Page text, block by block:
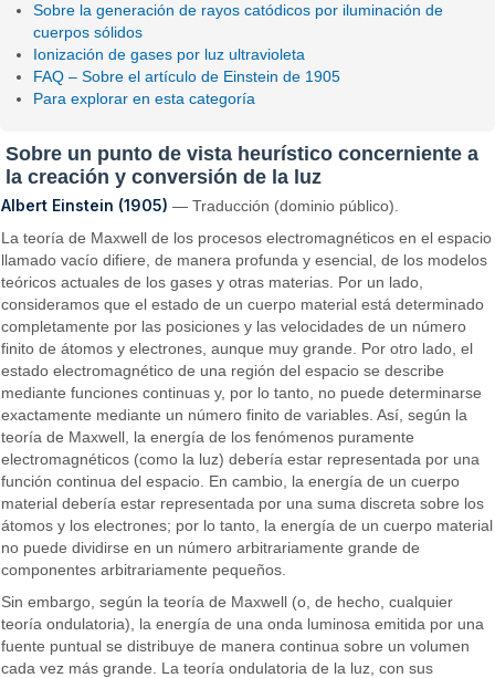
Sobre la generación de rayos catódicos por iluminación de
cuerpos sólidos
Ionización de gases por luz ultravioleta
FAQ – Sobre el artículo de Einstein de 1905
Para explorar en esta categoría
Sobre un punto de vista heurístico concerniente a
la creación y conversión de la luz
Albert Einstein (1905) — Traducción (dominio público).
La teoría de Maxwell de los procesos electromagnéticos en el espacio
llamado vacío difiere, de manera profunda y esencial, de los modelos
teóricos actuales de los gases y otras materias. Por un lado,
consideramos que el estado de un cuerpo material está determinado
completamente por las posiciones y las velocidades de un número
finito de átomos y electrones, aunque muy grande. Por otro lado, el
estado electromagnético de una región del espacio se describe
mediante funciones continuas y, por lo tanto, no puede determinarse
exactamente mediante un número finito de variables. Así, según la
teoría de Maxwell, la energía de los fenómenos puramente
electromagnéticos (como la luz) debería estar representada por una
función continua del espacio. En cambio, la energía de un cuerpo
material debería estar representada por una suma discreta sobre los
átomos y los electrones; por lo tanto, la energía de un cuerpo material
no puede dividirse en un número arbitrariamente grande de
componentes arbitrariamente pequeños.
Sin embargo, según la teoría de Maxwell (o, de hecho, cualquier
teoría ondulatoria), la energía de una onda luminosa emitida por una
fuente puntual se distribuye de manera continua sobre un volumen
cada vez más grande. La teoría ondulatoria de la luz, con sus